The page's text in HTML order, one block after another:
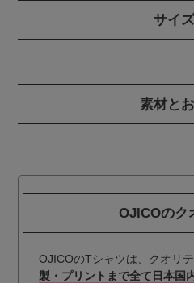
サイ
素材と
OJICOのク
OJICOのTシャツは、クオリ
製・プリントまで全て日本国